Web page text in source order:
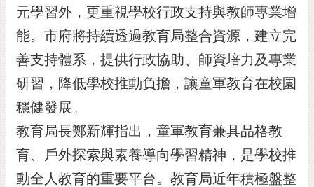
花
桐
花
祭
網
站
導
覽
元學習外，更重視學校行政支持與教師專業增
能。市府將持續透過教育局整合資源，建立完
善支持體系，提供行政協助、師資培力及專業
研習，降低學校推動負擔，讓童軍教育在校園
穩健發展。
教育局長鄭新輝指出，童軍教育兼具品格教
育、戶外探索與素養導向學習精神，是學校推
動全人教育的重要平台。教育局近年積極盤整